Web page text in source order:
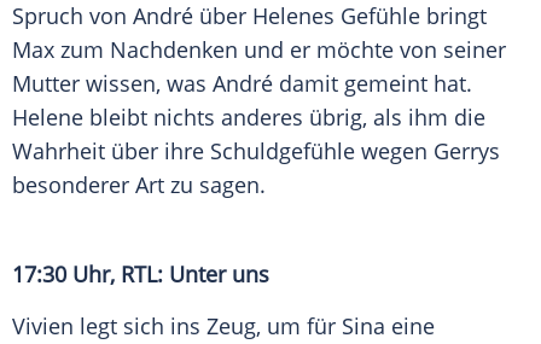
Spruch von André über Helenes Gefühle bringt
Max zum Nachdenken und er möchte von seiner
Mutter wissen, was André damit gemeint hat.
Helene bleibt nichts anderes übrig, als ihm die
Wahrheit über ihre Schuldgefühle wegen Gerrys
besonderer Art zu sagen.
17:30 Uhr, RTL: Unter uns
Vivien legt sich ins Zeug, um für Sina eine